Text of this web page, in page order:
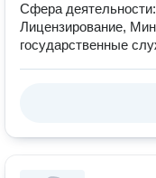
Сфера деятельности:
Лицензирование,
государственные